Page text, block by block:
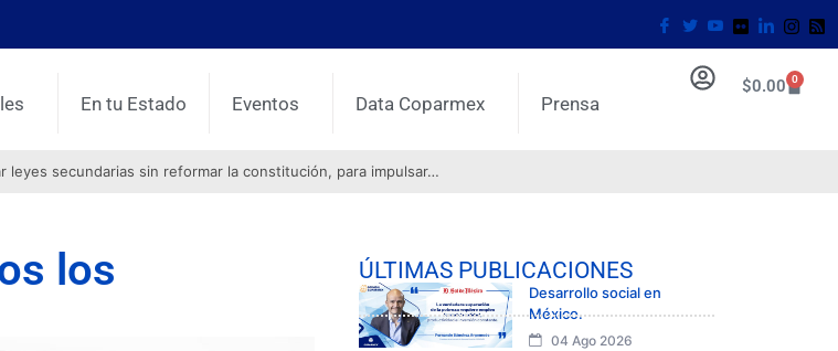
En tu Estado Eventos Data Coparmex Prensa
$0.00 0
leyes secundarias sin reformar la constitución, para impulsar…
los
ÚLTIMAS PUBLICACIONES
Desarrollo social en
México.
04 Ago 2026